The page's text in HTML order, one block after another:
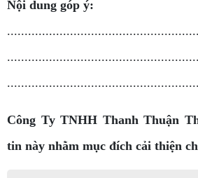
Nội dung góp ý:
Công Ty TNHH Thanh Thuận
tin này nhằm mục đích cải thiện